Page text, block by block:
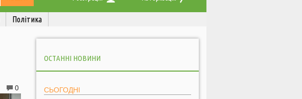
Політика
0
ОСТАННІ НОВИНИ
СЬОГОДНІ